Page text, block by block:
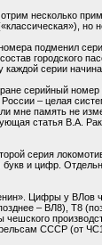
несколько
подменил
городского
серии
серийный номер
– целая
мне память не
статья В.А.
серия
и цифр.
Цифры у ВЛов
– ВЛ8), Т8
СССР (от